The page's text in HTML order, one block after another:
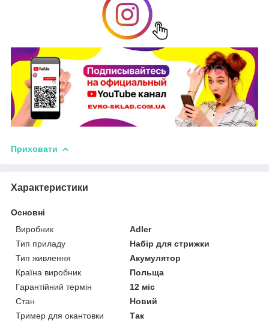
Приховати
Характеристики
Основні
Виробник
Adler
Тип приладу
Набір для стрижки
Тип живлення
Акумулятор
Країна виробник
Польща
Гарантійний термін
12 міс
Стан
Новий
Тример для окантовки
Так